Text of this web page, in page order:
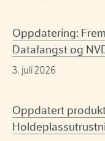
Oppdatering:
Datafangst og
3. juli 2026
Oppdatert